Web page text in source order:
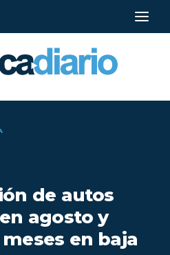
de autos
agosto y
en baja